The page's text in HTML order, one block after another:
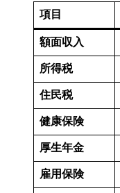
項目
額面収入
所得税
住民税
健康保険
厚生年金
雇用保険